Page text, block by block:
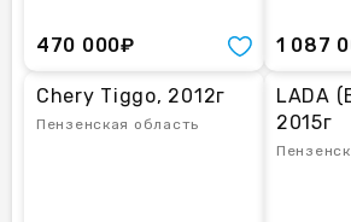
470 000₽ 1 087
Chery Tiggo, 2012г
Пензенская область
LADA
2015г